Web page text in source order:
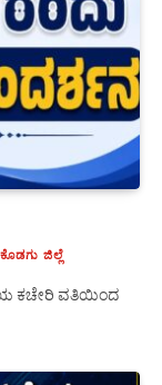
ಕೊಡಗು ಜಿಲ್ಲೆ
ಕಚೇರಿ ವತಿಯಿಂದ